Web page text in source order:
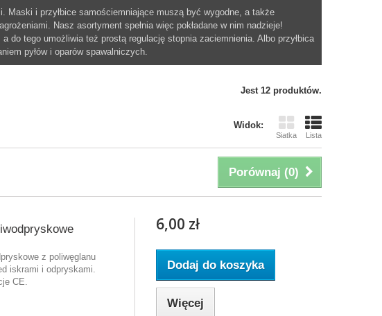
Maski i przyłbice samościemniające muszą być wygodne, a także
Nasz asortyment spełnia więc pokładane w nim nadzieje!
do tego umożliwia też prostą regulację stopnia zaciemnienia. Albo przyłbica
pyłów i oparów spawalniczych.
Jest 12 produktów.
Widok:
Siatka Lista
Porównaj (0)
z poliwęglanu
iskrami i odpryskami.
CE.
6,00 zł
Dodaj do koszyka
Więcej